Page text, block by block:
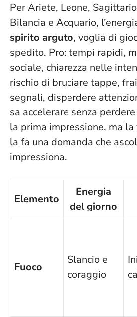
Per Ariete, Leone,
Bilancia e Acquario,
spirito arguto, voglia di
spedito. Pro: tempi rapidi,
sociale, chiarezza nelle
rischio di bruciare tappe,
segnali, disperdere
sa accelerare senza
la prima impressione, ma
la fa una domanda che
impressiona.
Elemento
Energia
del giorno
Fuoco
Slancio e
coraggio